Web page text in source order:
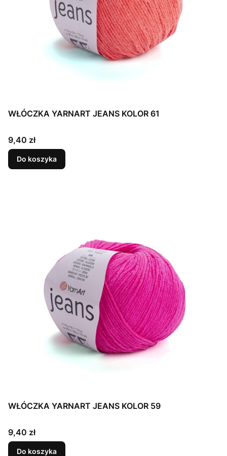
WŁÓCZKA YARNART JEANS KOLOR 61
Cena
9,40 zł
Do koszyka
WŁÓCZKA YARNART JEANS KOLOR 59
Cena
9,40 zł
Do koszyka